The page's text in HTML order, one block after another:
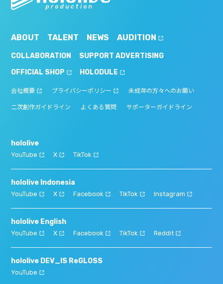
ABOUT TALENT NEWS AUDITION
COLLABORATION
SUPPORT ADVERTISING
OFFICIAL SHOP
HOLODULE
会社概要 プライバシーポリシー 未成年の方々へのお願い
二次創作ガイドライン よくある質問 サポーターガイドライン
hololive
YouTube X TikTok
hololive Indonesia
YouTube X Facebook TikTok Instagram
hololive English
YouTube X Facebook TikTok Reddit
hololive DEV_IS ReGLOSS
YouTube